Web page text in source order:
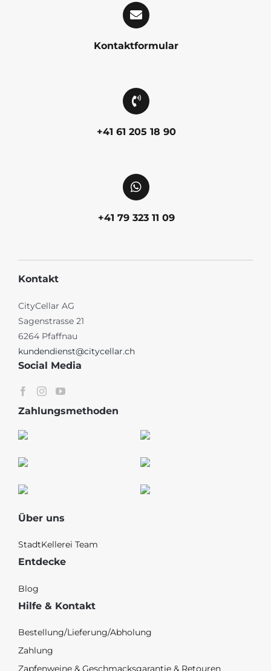
Kontaktformular
+41 61 205 18 90
+41 79 323 11 09
Kontakt
CityCellar AG
Sagenstrasse 21
6264 Pfaffnau
kundendienst@citycellar.ch
Social Media
Zahlungsmethoden
Über uns
StadtKellerei Team
Entdecke
Blog
Hilfe & Kontakt
Bestellung/Lieferung/Abholung
Zahlung
Zapfenweine & Geschmacksgarantie & Retouren